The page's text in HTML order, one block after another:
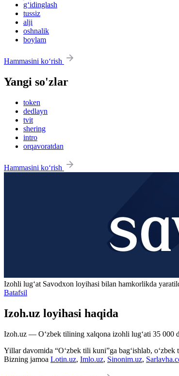
g‘idinglash
tussiz
alji
oshnalik
boylam
Hammasini ko‘rish
Yangi so'zlar
token
dedlayn
tvit
shering
intro
orqavoratdan
Hammasini ko‘rish
Izohli lugʻat Savodxon loyihasi bilan hamkorlikda
Batafsil
Izoh.uz loyihasi haqida
Izoh.uz — O‘zbek tilining xalqona izohli lug‘ati 35 000
Yillar davomida “O‘zbek tili kuni”ga bag‘ishlab,
Bizning jamoa Lotin.uz, Imlo.uz, Sinonim.uz,